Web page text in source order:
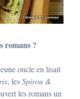
romans ?
oncle en lisait
, lesSpirou &
les romans un